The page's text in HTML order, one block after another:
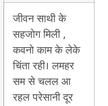
जीवन साथी के
सहजोग मिली ,
कवनाे काम के लेके
चिंता रही। लमहर
सम से चलल आ
रहल परेसानी दूर